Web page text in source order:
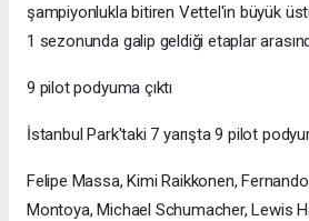
şampiyonlukla bitiren Vettel'in büyük
1 sezonunda galip geldiği etaplar
9 pilot podyuma çıktı
İstanbul Park'taki 7 yarışta 9 pilot
Felipe Massa, Kimi Raikkonen,
Montoya, Michael Schumacher, Lewis